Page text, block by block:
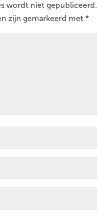
wordt niet gepubliceerd.
zijn gemarkeerd met *